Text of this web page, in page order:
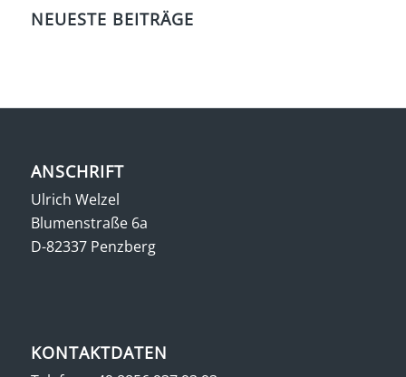
NEUESTE BEITRÄGE
ANSCHRIFT
Ulrich Welzel
Blumenstraße 6a
D-82337 Penzberg
KONTAKTDATEN